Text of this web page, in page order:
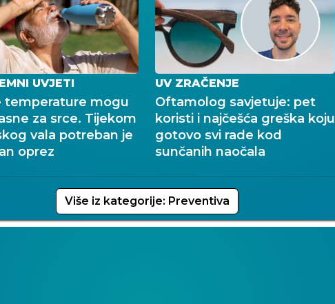
UVJETI
temperature mogu
za srce. Tijekom
vala potreban je
oprez
UV ZRAČENJE
Oftamolog savjetuje: pet
koristi i najčešća greška koju
gotovo svi rade kod
sunčanih naočala
Više iz kategorije: Preventiva